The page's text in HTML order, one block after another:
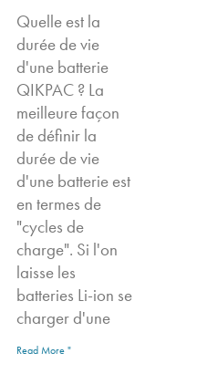
Quelle est la
durée de vie
d'une batterie
QIKPAC ? La
meilleure façon
de définir la
durée de vie
d'une batterie est
en termes de
"cycles de
charge". Si l'on
laisse les
batteries Li-ion se
charger d'une
Read More "